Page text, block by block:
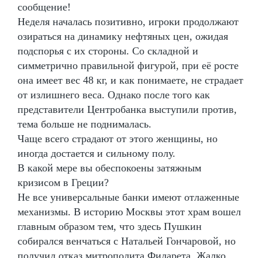
сообщение!
Неделя началась позитивно, игроки продолжают
озираться на динамику нефтяных цен, ожидая
подспорья с их стороны. Со складной и
симметрично правильной фигурой, при её росте
она имеет вес 48 кг, и как понимаете, не страдает
от излишнего веса. Однако после того как
представители Центробанка выступили против,
тема больше не поднималась.
Чаще всего страдают от этого женщины, но
иногда достается и сильному полу.
В какой мере вы обеспокоены затяжным
кризисом в Греции?
Не все универсальные банки имеют отлаженные
механизмы. В историю Москвы этот храм вошел
главным образом тем, что здесь Пушкин
собирался венчаться с Натальей Гончаровой, но
получил отказ митрополита Филарета. Жалко